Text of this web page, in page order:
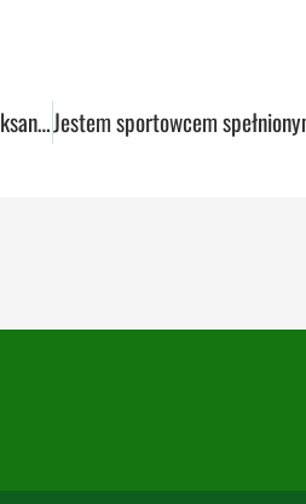
Liczę, że nauczę się polskiego! – rozmowa z Aleksandrą Stanaćev